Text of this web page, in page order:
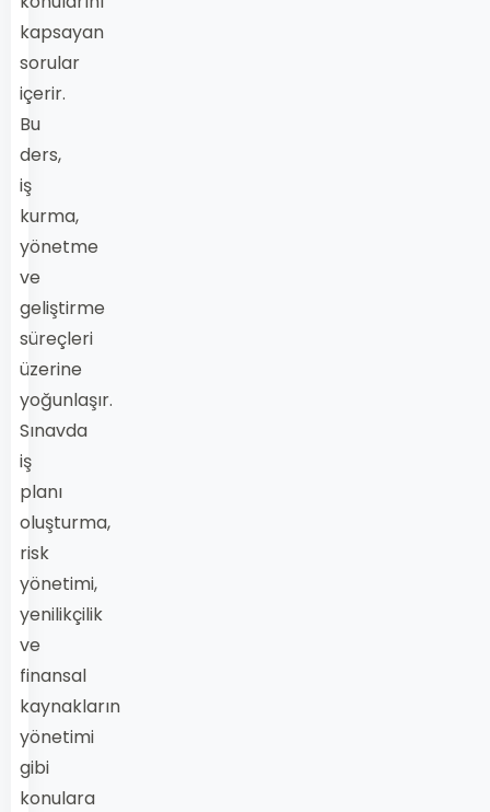
kapsayan
sorular
içerir.
Bu
ders,
iş
kurma,
yönetme
ve
geliştirme
süreçleri
üzerine
yoğunlaşır.
Sınavda
iş
planı
oluşturma,
risk
yönetimi,
yenilikçilik
ve
finansal
kaynakların
yönetimi
gibi
konulara